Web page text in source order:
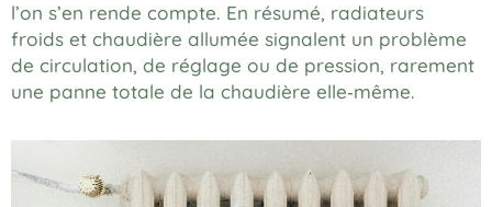
l’on s’en rende compte. En résumé, radiateurs
froids et chaudière allumée signalent un problème
de circulation, de réglage ou de pression, rarement
une panne totale de la chaudière elle‑même.